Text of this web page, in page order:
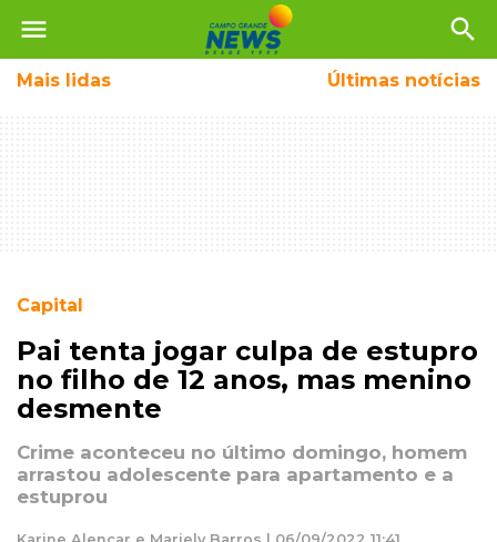
menu search
Mais lidas Últimas notícias
Capital
Pai tenta jogar culpa de estupro
no filho de 12 anos, mas menino
desmente
Crime aconteceu no último domingo, homem
arrastou adolescente para apartamento e a
estuprou